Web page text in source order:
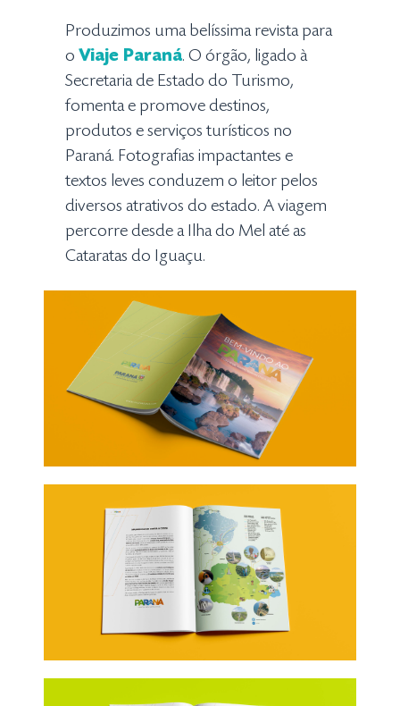
Produzimos uma belíssima revista para
oViaje Paraná. O órgão, ligado à
Secretaria de Estado do Turismo,
fomenta e promove destinos,
produtos e serviços turísticos no
Paraná. Fotografias impactantes e
textos leves conduzem o leitor pelos
diversos atrativos do estado. A viagem
percorre desde a Ilha do Mel até as
Cataratas do Iguaçu.